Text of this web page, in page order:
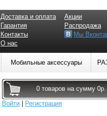
Доставка и оплата
Гарантия
Контакты
О нас
Акции
Распродажа
Мы
Мобильные аксессуары
0 товаров на сумму 0р.
Войти
Регистрация